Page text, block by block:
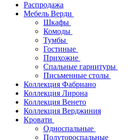
Распродажа
Мебель Верди
Шкафы
Комоды
Тумбы
Гостиные
Прихожие
Спальные гарнитуры
Письменные столы
Коллекция Фабриано
Коллекция Лирона
Коллекция Венето
Коллекция Верджиния
Кровати
Односпальные
Полутороспальные